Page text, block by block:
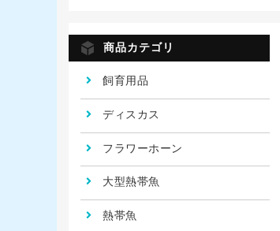
商品カテゴリ
飼育用品
ディスカス
フラワーホーン
大型熱帯魚
熱帯魚